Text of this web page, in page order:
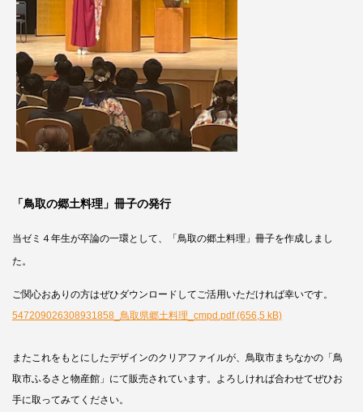
「鳥取の郷土料理」冊子の発行
当ゼミ４年生が卒論の一環として、「鳥取の郷土料理」冊子を作成しまし
た。
ご関心おありの方はぜひダウンロードしてご活用いただければ幸いです。
547209026308931858_鳥取県郷土料理_cmpd.pdf (656,5 kB)
またこれをもとにしたデザインのクリアファイルが、鳥取市まちなかの「鳥
取市ふるさと物産館」にて販売されています。よろしければ合わせてぜひお
手に取ってみてください。